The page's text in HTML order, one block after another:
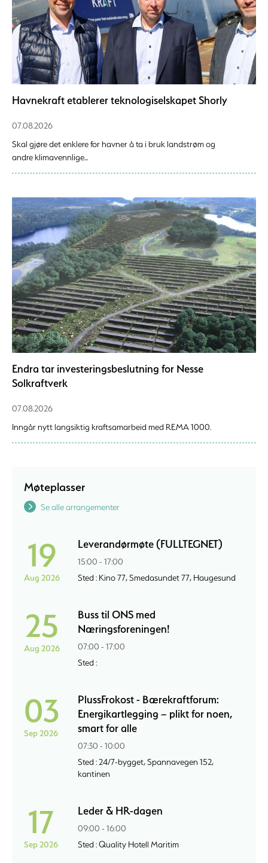
Havnekraft etablerer teknologiselskapet Shorly
07.08.2026
Skal gjøre det enklere for havner å ta i bruk landstrøm og
andre klimavennlige...
Endra tar investeringsbeslutning for Nesse
Solkraftverk
07.08.2026
Inngår nytt langsiktig kraftsamarbeid med REMA 1000.
Møteplasser
Se alle arrangementer
19
Aug 2026
Leverandørmøte (FULLTEGNET)
15:00 - 17:00
Sted : Kino 77, Smedasundet 77, Haugesund
25
Aug 2026
Buss til ONS med
Næringsforeningen!
07:00 - 17:00
Sted :
03
Sep 2026
PlussFrokost - Bærekraftforum:
Energikartlegging – plikt for noen,
smart for alle
07:30 - 10:00
Sted : 24/7-bygget, Spannavegen 152,
kantinen
17
Sep 2026
Leder & HR-dagen
09:00 - 16:00
Sted : Quality Hotell Maritim